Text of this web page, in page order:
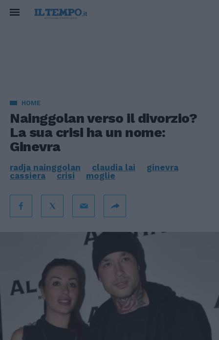
HOME
Nainggolan verso il divorzio?
La sua crisi ha un nome:
Ginevra
radja nainggolan claudia lai
ginevra
cassiera
crisi moglie